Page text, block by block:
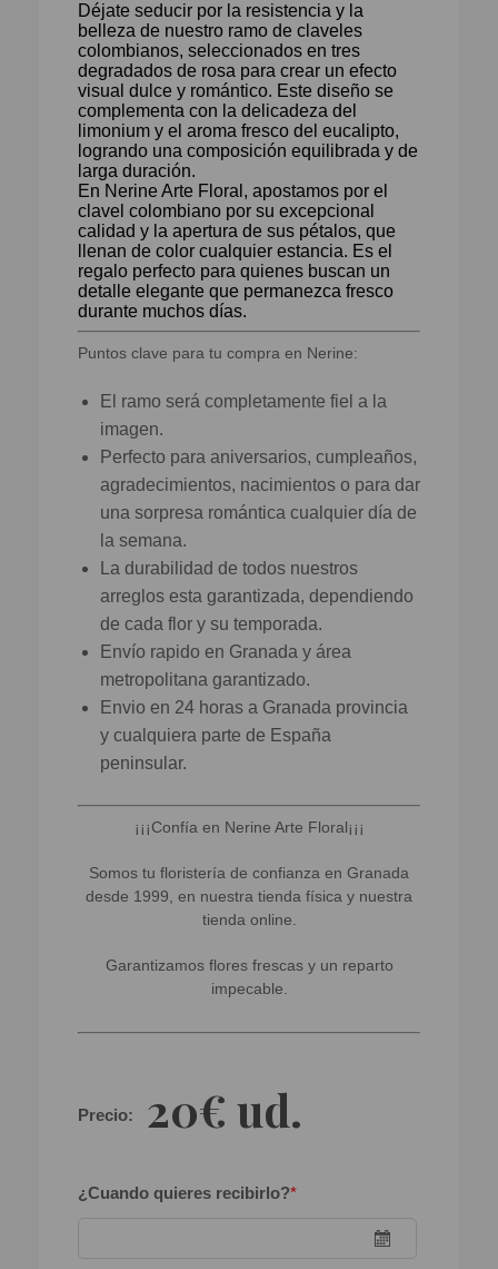
Déjate seducir por la resistencia y la
belleza de nuestro ramo de claveles
colombianos, seleccionados en tres
degradados de rosa para crear un efecto
visual dulce y romántico. Este diseño se
complementa con la delicadeza del
limonium y el aroma fresco del eucalipto,
logrando una composición equilibrada y de
larga duración.
En Nerine Arte Floral, apostamos por el
clavel colombiano por su excepcional
calidad y la apertura de sus pétalos, que
llenan de color cualquier estancia. Es el
regalo perfecto para quienes buscan un
detalle elegante que permanezca fresco
durante muchos días.
Puntos clave para tu compra en Nerine:
El ramo será completamente fiel a la
imagen.
Perfecto para aniversarios, cumpleaños,
agradecimientos, nacimientos o para dar
una sorpresa romántica cualquier día de
la semana.
La durabilidad de todos nuestros
arreglos esta garantizada, dependiendo
de cada flor y su temporada.
Envío rapido en Granada y área
metropolitana garantizado.
Envio en 24 horas a Granada provincia
y cualquiera parte de España
peninsular.
¡¡¡Confía en Nerine Arte Floral¡¡¡
Somos tu floristería de confianza en Granada
desde 1999, en nuestra tienda física y nuestra
tienda online.
Garantizamos flores frescas y un reparto
impecable.
Precio: 20€ ud.
¿Cuando quieres recibirlo?*